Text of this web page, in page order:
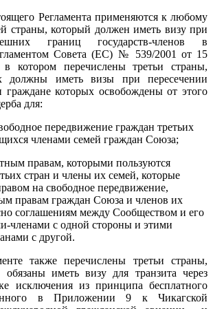
Регламента применяются к любому
страны, который должен иметь визу при
границ государств-членов в
Совета (ЕС) № 539/2001 от 15
котором перечислены третьи страны,
должны иметь визы при пересечении
которых освобождены от этого
для:
передвижение граждан третьих
членами семей граждан Союза;
правам, которыми пользуются
стран и члены их семей, которые
на свободное передвижение,
правам граждан Союза и членов их
соглашениям между Сообществом и его
членами с одной стороны и этими
с другой.
также перечислены третьи страны,
обязаны иметь визу для транзита через
исключения из принципа бесплатного
в Приложении 9 к Чикагской